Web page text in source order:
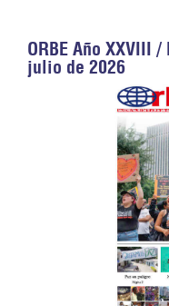
ORBE Año XXVIII
julio de 2026